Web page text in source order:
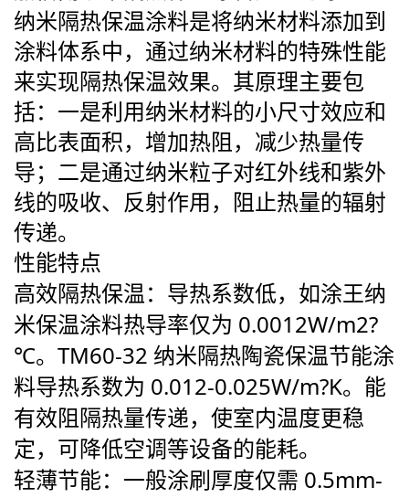
纳米隔热保温涂料是将纳米材料添加到
涂料体系中，通过纳米材料的特殊性能
来实现隔热保温效果。其原理主要包
括：一是利用纳米材料的小尺寸效应和
高比表面积，增加热阻，减少热量传
导；二是通过纳米粒子对红外线和紫外
线的吸收、反射作用，阻止热量的辐射
传递。
性能特点
高效隔热保温：导热系数低，如涂王纳
米保温涂料热导率仅为 0.0012W/m2?
℃。TM60-32 纳米隔热陶瓷保温节能涂
料导热系数为 0.012-0.025W/m?K。能
有效阻隔热量传递，使室内温度更稳
定，可降低空调等设备的能耗。
轻薄节能：一般涂刷厚度仅需 0.5mm-